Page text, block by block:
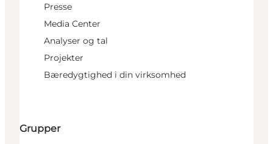
Presse
Media Center
Analyser og tal
Projekter
Bæredygtighed i din virksomhed
Grupper